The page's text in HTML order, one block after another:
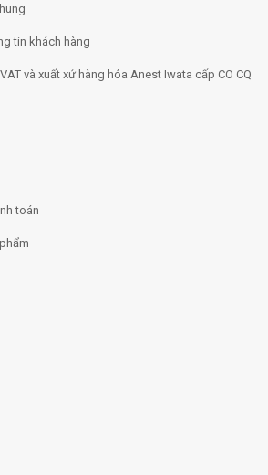
tin khách hàng
và xuất xứ hàng hóa Anest Iwata cấp CO CQ
toán